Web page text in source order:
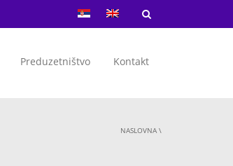
Preduzetništvo Kontakt
NASLOVNA \